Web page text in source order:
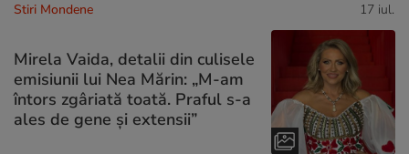
Stiri Mondene 17 iul.
Mirela Vaida, detalii din culisele
emisiunii lui Nea Mărin: „M-am
întors zgâriată toată. Praful s-a
ales de gene și extensii”